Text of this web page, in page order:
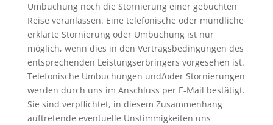
Umbuchung noch die Stornierung einer gebuchten
Reise veranlassen. Eine telefonische oder mündliche
erklärte Stornierung oder Umbuchung ist nur
möglich, wenn dies in den Vertragsbedingungen des
entsprechenden Leistungserbringers vorgesehen ist.
Telefonische Umbuchungen und/oder Stornierungen
werden durch uns im Anschluss per E-Mail bestätigt.
Sie sind verpflichtet, in diesem Zusammenhang
auftretende eventuelle Unstimmigkeiten uns